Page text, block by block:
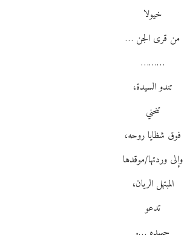
خيولا
من قرى الجن …
………
تندو السيدة،
تنحني
فوق شظايا روحه،
وإلى وردتها/موقدها
المبتهل الريان،
تدعو